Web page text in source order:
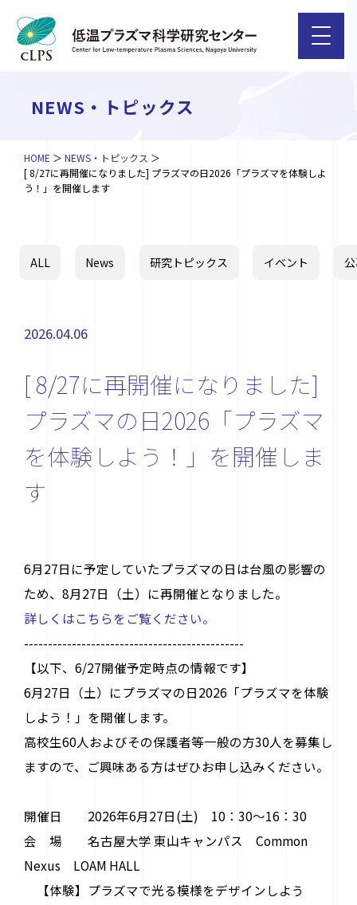
ナショナル・イノベーション・コンプレックス4F
contact@plasma.engg.nagoya-u.ac.jp
NEWS・トピックス
HOME
NEWS・トピックス
[ 8/27に再開催になりました] プラズマの日2026「プラズマを体験しよ
う！」を開催します
ALL News 研究トピックス イベント
2026.04.06
[ 8/27に再開催になりました]
プラズマの日2026「プラズマ
を体験しよう！」を開催しま
す
6月27日に予定していたプラズマの日は台風の影響の
ため、8月27日（土）に再開催となりました。
詳しくはこちらをご覧ください。
----------------------------------------------
【以下、6/27開催予定時点の情報です】
6月27日（土）にプラズマの日2026「プラズマを体験
しよう！」を開催します。
高校生60人およびその保護者等一般の方30人を募集し
ますので、ご興味ある方はぜひお申し込みください。
開催日 2026年6月27日(土) 10：30～16：30
会 場 名古屋大学 東山キャンパス Common
Nexus LOAM HALL
【体験】プラズマで光る模様をデザインしよう